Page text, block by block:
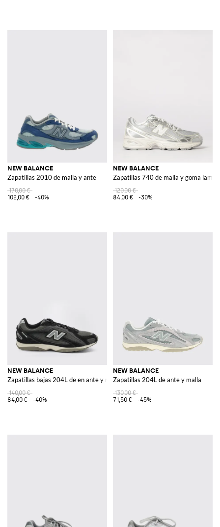
NEW BALANCE
Zapatillas 2010 de malla y ante
170,00 €
102,00 €
-40%
NEW BALANCE
Zapatillas 740 de malla y goma
120,00 €
84,00 €
-30%
NEW BALANCE
Zapatillas bajas 204L de en ante y malla con logo aplicado
140,00 €
84,00 €
-40%
NEW BALANCE
Zapatillas 204L de ante y malla
130,00 €
71,50 €
-45%